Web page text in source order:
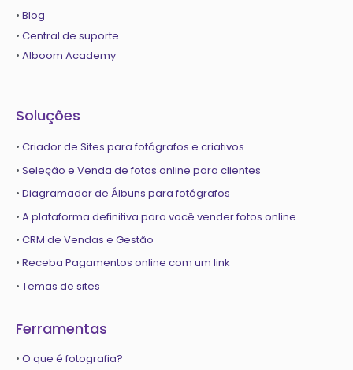
• Blog
• Central de suporte
• Alboom Academy
Soluções
• Criador de Sites para fotógrafos e criativos
• Seleção e Venda de fotos online para clientes
• Diagramador de Álbuns para fotógrafos
• A plataforma definitiva para você vender fotos online
• CRM de Vendas e Gestão
• Receba Pagamentos online com um link
• Temas de sites
Ferramentas
• O que é fotografia?